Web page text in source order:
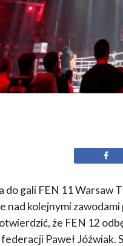
do gali FEN 11 Warsaw
nad kolejnymi
że FEN 12
Paweł